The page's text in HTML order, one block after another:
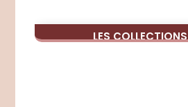
LES COLLECTIONS